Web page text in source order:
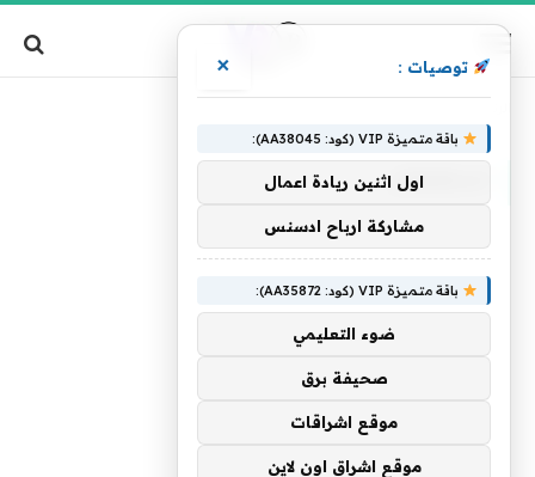
استفهام
توصيات : ×
باقة متميزة VIP (كود: AA38045):
اول اثنين ريادة اعمال
مشاركة ارباح ادسنس
باقة متميزة VIP (كود: AA35872):
ضوء التعليمي
صحيفة برق
موقع اشراقات
موقع اشراق اون لاين